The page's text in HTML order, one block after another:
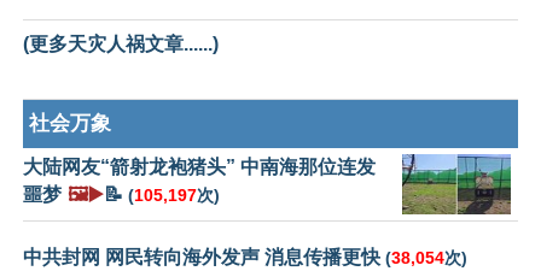
(更多天灾人祸文章......)
社会万象
大陆网友“箭射龙袍猪头” 中南海那位连发
噩梦 🖼️▶️📝 (105,197次)
中共封网 网民转向海外发声 消息传播更快 (38,054次)